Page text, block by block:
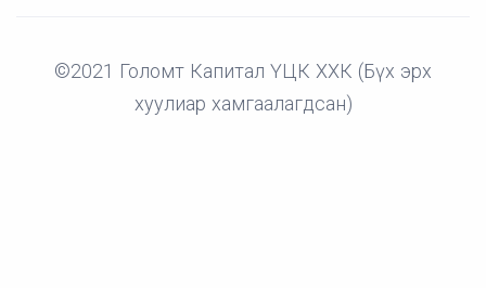
©2021 Голомт Капитал ҮЦК ХХК (Бүх эрх
хуулиар хамгаалагдсан)